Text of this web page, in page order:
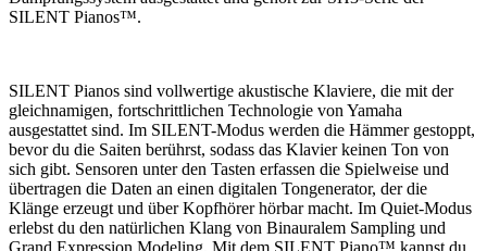
SILENT Pianos™.
SILENT Pianos sind vollwertige akustische Klaviere, die mit der
gleichnamigen, fortschrittlichen Technologie von Yamaha
ausgestattet sind. Im SILENT-Modus werden die Hämmer gestoppt,
bevor du die Saiten berührst, sodass das Klavier keinen Ton von
sich gibt. Sensoren unter den Tasten erfassen die Spielweise und
übertragen die Daten an einen digitalen Tongenerator, der die
Klänge erzeugt und über Kopfhörer hörbar macht. Im Quiet-Modus
erlebst du den natürlichen Klang von Binauralem Sampling und
Grand Expression Modeling. Mit dem SILENT Piano™ kannst du